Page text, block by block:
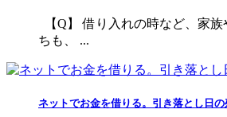
【Q】 借り入れの時など、家
ちも、 ...
ネットでお金を借りる。引き落とし日の